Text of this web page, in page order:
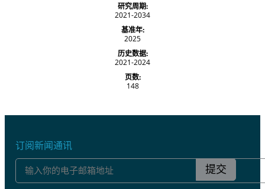
研究周期:
2021-2034
基准年:
2025
历史数据:
2021-2024
页数:
148
订阅新闻通讯
提交